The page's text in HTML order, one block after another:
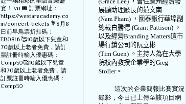
展聽助理廳長的范文南
(Nam Pham) ，國泰銀行華埠副
總裁白勝德 (Grant Pattison) ，
以及經營Branding Matters這市
場行銷公司的阮立彬
(Tim Guen) 。主持人為在大學
院校內教授企業學的Greg
Stoller。
這次的企業簡報比賽實況
錄影，今日已上傳至該項目網
宴！ vu 🎟️ 訂票網址：
https://westaracademy.co
m/concert-tickets 💐8月8
日前早鳥票折扣碼：
EB0816 🥰10歲以下兒童和
70歲以上老者免費，請訂
票註冊時輸入優惠碼：
Comp50🥰10歲以下兒童
和70歲以上老者免費，請
訂票註冊時輸入優惠碼：
Comp50